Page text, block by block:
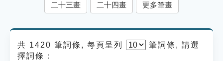
貓頭鷹博士
二十三畫 二十四畫 更多筆畫
共 1420 筆詞條, 每頁呈列 筆詞條, 請選
擇詞條：